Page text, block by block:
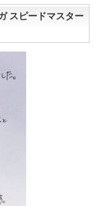
スピードマスター